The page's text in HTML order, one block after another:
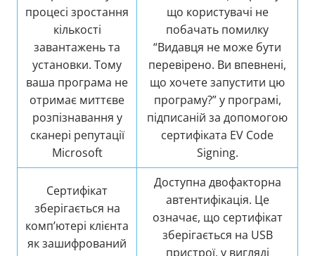
процесі зростання
кількості
завантажень та
установки. Тому
ваша програма не
отримає миттєве
розпізнавання у
сканері репутації
Microsoft
що користувачі не
побачать помилку
“Видавця не може бути
перевірено. Ви впевнені,
що хочете запустити цю
програму?” у програмі,
підписаній за допомогою
сертифіката EV Code
Signing.
Сертифікат
зберігається на
комп’ютері клієнта
як зашифрований
Доступна двофакторна
автентифікація. Це
означає, що сертифікат
зберігається на USB
пристрої, у вигляді